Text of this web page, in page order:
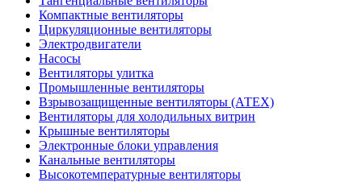
Компактные вентиляторы
Циркуляционные вентиляторы
Электродвигатели
Насосы
Вентиляторы улитка
Промышленные вентиляторы
Взрывозащищенные вентиляторы (АТЕХ)
Вентиляторы для холодильных витрин
Крышные вентиляторы
Электронные блоки управления
Канальные вентиляторы
Высокотемпературные вентиляторы